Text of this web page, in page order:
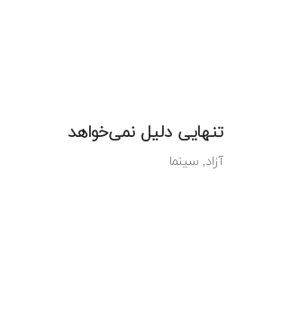
آزاد سینما
تنهایی دلیل نمی‌خواهد